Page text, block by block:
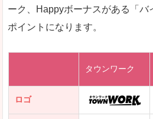
レバテックキャリア
DODAエンジニア IT
ーク、Happyボーナスがある「バ
ポイントになります。
タウンワーク
ロゴ